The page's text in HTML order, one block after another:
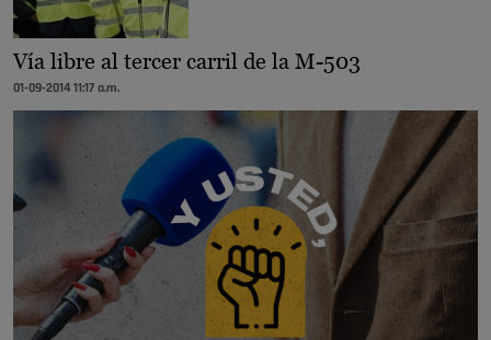
Vía libre al tercer carril de la M-503
01-09-2014 11:17 a.m.